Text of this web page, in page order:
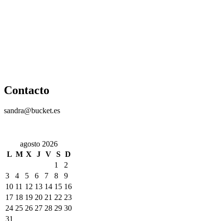
Contacto
sandra@bucket.es
agosto 2026
L M X J V S D
1
2
3
4 5 6 7 8
9
10 11 12 13 14 15 16
17 18 19 20 21 22 23
24 25 26 27 28 29 30
31